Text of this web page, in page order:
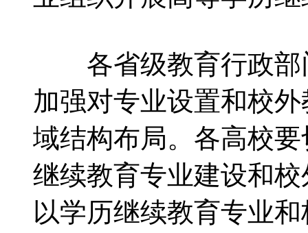
各省级教育行政部
加强对专业设置和校
域结构布局。各高校
继续教育专业建设和
以学历继续教育专业